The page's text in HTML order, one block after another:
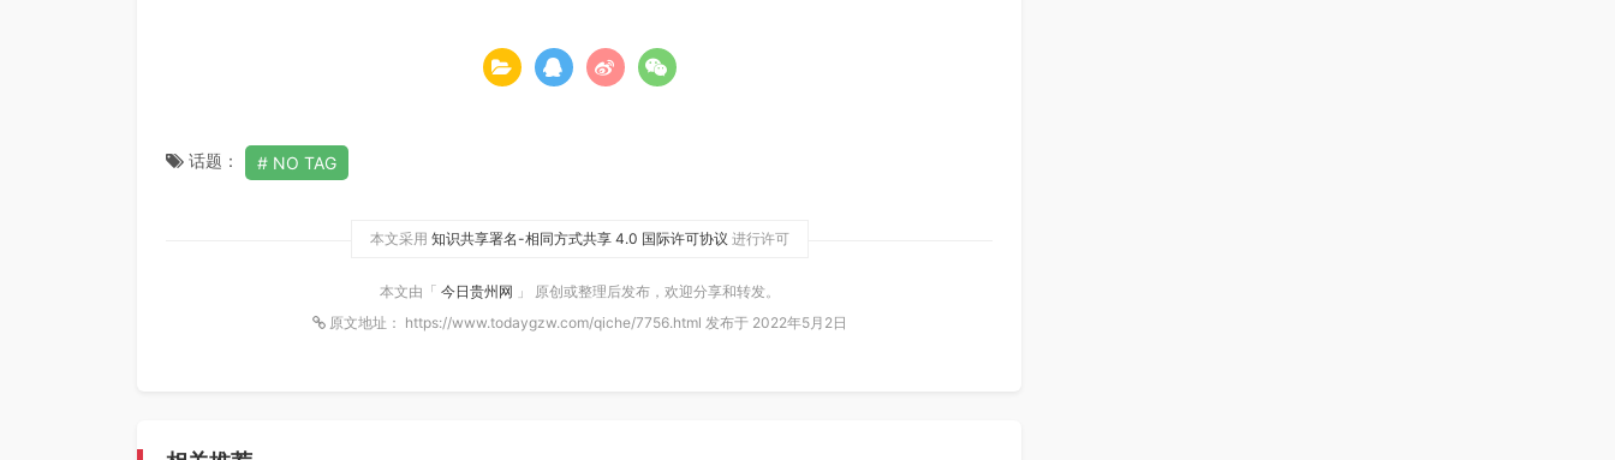
话题： NO TAG
本文采用 知识共享署名-相同方式共享 4.0 国际许可协议 进行许可
本文由「 今日贵州网 」 原创或整理后发布，欢迎分享和转发。
原文地址： https://www.todaygzw.com/qiche/7756.html 发布于 2022年5月2日